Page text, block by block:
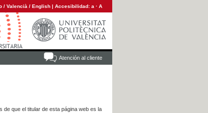
/ Valencià / English | Accesibilidad: a · A
Atención al cliente
de que el titular de esta página web es la